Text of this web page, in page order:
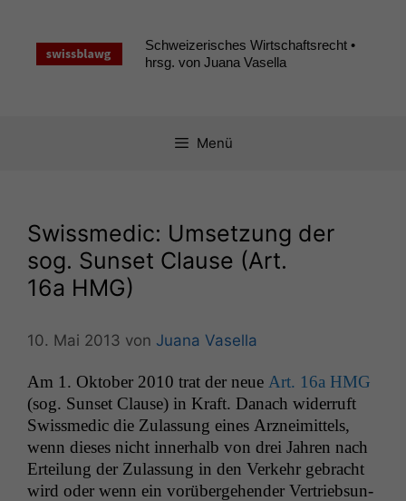
springen
Schweizerisches Wirtschaftsrecht •
hrsg. von Juana Vasella
Menü
Swissmedic: Umsetzung der
sog. Sunset Clause (Art.
16a HMG)
10. Mai 2013 von Juana Vasella
Am 1. Okto­ber 2010 trat der neue Art. 16a HMG
(sog. Sun­set Clause) in Kraft. Danach wider­ruft
Swissmedic die Zulas­sung eines Arzneimit­tels,
wenn dieses nicht inner­halb von drei Jahren nach
Erteilung der Zulas­sung in den Verkehr gebracht
wird oder wenn ein vorüberge­hen­der Ver­trieb­sun­